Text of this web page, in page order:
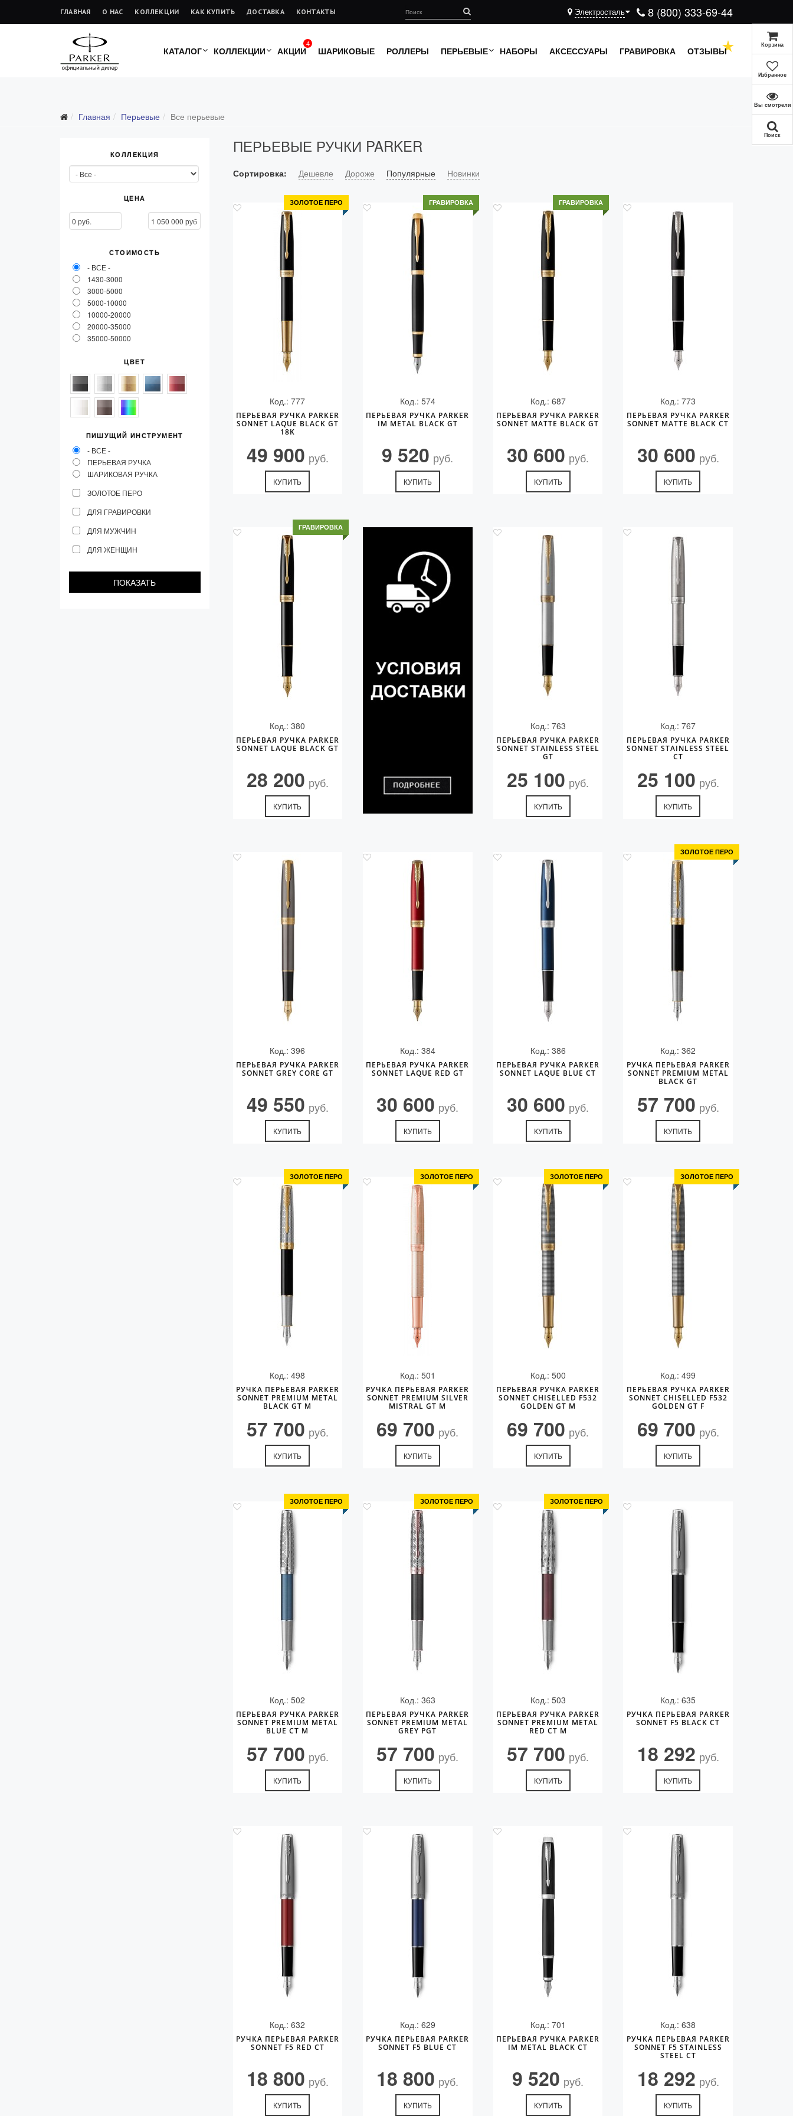
ГЛАВНАЯ О НАС КОЛЛЕКЦИИ КАК КУПИТЬ ДОСТАВКА КОНТАКТЫ 8 (800) 333-69-44
Электросталь
КАТАЛОГ КОЛЛЕКЦИИ
4
АКЦИИ ШАРИКОВЫЕ РОЛЛЕРЫ ПЕРЬЕВЫЕ НАБОРЫ АКСЕССУАРЫ ГРАВИРОВКА ОТЗЫВЫ
Главная Перьевые Все перьевые
КОЛЛЕКЦИЯ
ЦЕНА
СТОИМОСТЬ
- ВСЕ -
1430-3000
3000-5000
5000-10000
10000-20000
20000-35000
35000-50000
ЦВЕТ
ПИШУЩИЙ ИНСТРУМЕНТ
- ВСЕ -
ПЕРЬЕВАЯ РУЧКА
ШАРИКОВАЯ РУЧКА
ЗОЛОТОЕ ПЕРО
ДЛЯ ГРАВИРОВКИ
ДЛЯ МУЖЧИН
ДЛЯ ЖЕНЩИН
ПЕРЬЕВЫЕ РУЧКИ PARKER
Сортировка: Дешевле Дороже Популярные Новинки
ЗОЛОТОЕ ПЕРО
Код.: 777
ПЕРЬЕВАЯ РУЧКА PARKER
SONNET LAQUE BLACK GT
18K
49 900 руб.
КУПИТЬ
ГРАВИРОВКА
Код.: 574
ПЕРЬЕВАЯ РУЧКА PARKER
IM METAL BLACK GT
9 520 руб.
КУПИТЬ
ГРАВИРОВКА
Код.: 687
ПЕРЬЕВАЯ РУЧКА PARKER
SONNET MATTE BLACK GT
30 600 руб.
КУПИТЬ
Код.: 773
ПЕРЬЕВАЯ РУЧКА PARKER
SONNET MATTE BLACK CT
30 600 руб.
КУПИТЬ
ГРАВИРОВКА
Код.: 380
ПЕРЬЕВАЯ РУЧКА PARKER
SONNET LAQUE BLACK GT
28 200 руб.
КУПИТЬ
Код.: 763
ПЕРЬЕВАЯ РУЧКА PARKER
SONNET STAINLESS STEEL
GT
25 100 руб.
КУПИТЬ
Код.: 767
ПЕРЬЕВАЯ РУЧКА PARKER
SONNET STAINLESS STEEL
CT
25 100 руб.
КУПИТЬ
Код.: 396
ПЕРЬЕВАЯ РУЧКА PARKER
SONNET GREY CORE GT
49 550 руб.
КУПИТЬ
Код.: 384
ПЕРЬЕВАЯ РУЧКА PARKER
SONNET LAQUE RED GT
30 600 руб.
КУПИТЬ
Код.: 386
ПЕРЬЕВАЯ РУЧКА PARKER
SONNET LAQUE BLUE CT
30 600 руб.
КУПИТЬ
ЗОЛОТОЕ ПЕРО
Код.: 362
РУЧКА ПЕРЬЕВАЯ PARKER
SONNET PREMIUM METAL
BLACK GT
57 700 руб.
КУПИТЬ
ЗОЛОТОЕ ПЕРО
Код.: 498
РУЧКА ПЕРЬЕВАЯ PARKER
SONNET PREMIUM METAL
BLACK GT M
57 700 руб.
КУПИТЬ
ЗОЛОТОЕ ПЕРО
Код.: 501
РУЧКА ПЕРЬЕВАЯ PARKER
SONNET PREMIUM SILVER
MISTRAL GT M
69 700 руб.
КУПИТЬ
ЗОЛОТОЕ ПЕРО
Код.: 500
ПЕРЬЕВАЯ РУЧКА PARKER
SONNET CHISELLED F532
GOLDEN GT M
69 700 руб.
КУПИТЬ
ЗОЛОТОЕ ПЕРО
Код.: 499
ПЕРЬЕВАЯ РУЧКА PARKER
SONNET CHISELLED F532
GOLDEN GT F
69 700 руб.
КУПИТЬ
ЗОЛОТОЕ ПЕРО
Код.: 502
ПЕРЬЕВАЯ РУЧКА PARKER
SONNET PREMIUM METAL
BLUE CT M
57 700 руб.
КУПИТЬ
ЗОЛОТОЕ ПЕРО
Код.: 363
ПЕРЬЕВАЯ РУЧКА PARKER
SONNET PREMIUM METAL
GREY PGT
57 700 руб.
КУПИТЬ
ЗОЛОТОЕ ПЕРО
Код.: 503
ПЕРЬЕВАЯ РУЧКА PARKER
SONNET PREMIUM METAL
RED CT M
57 700 руб.
КУПИТЬ
Код.: 635
РУЧКА ПЕРЬЕВАЯ PARKER
SONNET F5 BLACK CT
18 292 руб.
КУПИТЬ
Код.: 632
РУЧКА ПЕРЬЕВАЯ PARKER
SONNET F5 RED CT
18 800 руб.
КУПИТЬ
Код.: 629
РУЧКА ПЕРЬЕВАЯ PARKER
SONNET F5 BLUE CT
18 800 руб.
КУПИТЬ
Код.: 701
ПЕРЬЕВАЯ РУЧКА PARKER
IM METAL BLACK CT
9 520 руб.
КУПИТЬ
Код.: 638
РУЧКА ПЕРЬЕВАЯ PARKER
SONNET F5 STAINLESS
STEEL CT
18 292 руб.
КУПИТЬ
Все перьевые
Перьевые ручки Parker с тонким пером F
Перьевые ручки Parker со средним пером M
Корзина
Избранное
Вы смотрели
Поиск